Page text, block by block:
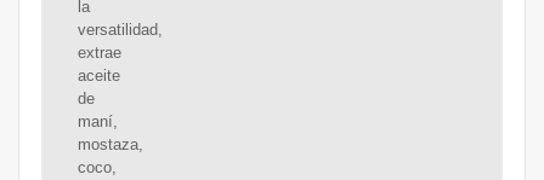
la
versatilidad,
extrae
aceite
de
maní,
mostaza,
coco,